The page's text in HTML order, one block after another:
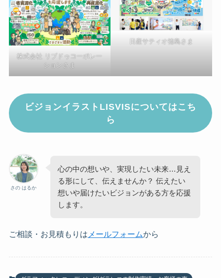
株式会社 リブドゥコーポレー
ションさま
日産サティオ徳島さま
ビジョンイラストLISVISについてはこち
ら
さの はるか
心の中の想いや、実現したい未来…見え
る形にして、伝えませんか？ 伝えたい
想いや届けたいビジョンがある方を応援
します。
ご相談・お見積もりは メールフォームから